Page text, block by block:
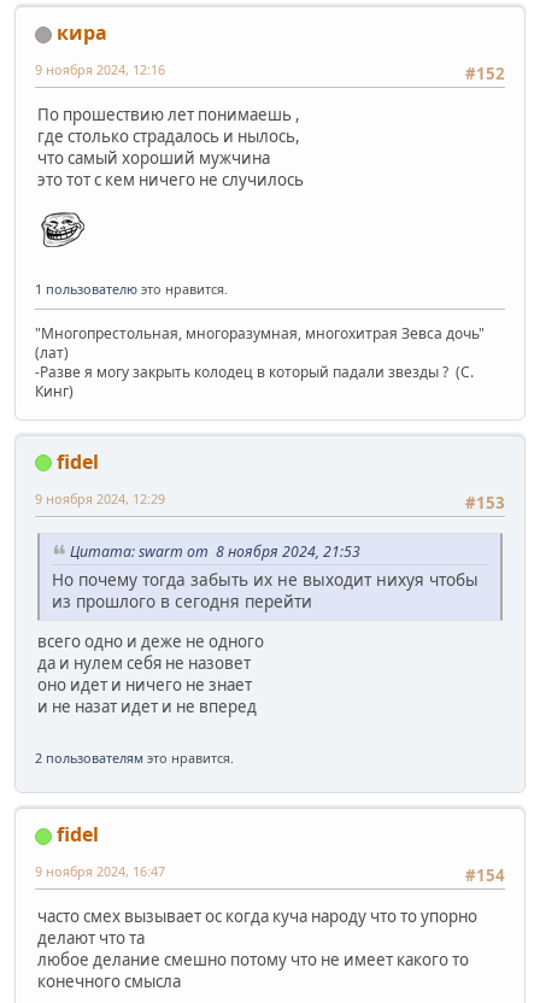
кира
#152
9 ноября 2024, 12:16
По прошествию лет понимаешь ,
где столько страдалось и нылось,
что самый хороший мужчина
это тот с кем ничего не случилось
1 пользователю это нравится.
"Многопрестольная, многоразумная, многохитрая Зевса дочь"
(лат)
-Разве я могу закрыть колодец в который падали звезды ? (C.
Кинг)
fidel
#153
9 ноября 2024, 12:29
Цитата: swarm от 8 ноября 2024, 21:53
Но почему тогда забыть их не выходит нихуя чтобы
из прошлого в сегодня перейти
всего одно и деже не одного
да и нулем себя не назовет
оно идет и ничего не знает
и не назат идет и не вперед
2 пользователям это нравится.
fidel
#154
9 ноября 2024, 16:47
часто смех вызывает ос когда куча народу что то упорно
делают что та
любое делание смешно потому что не имеет какого то
конечного смысла